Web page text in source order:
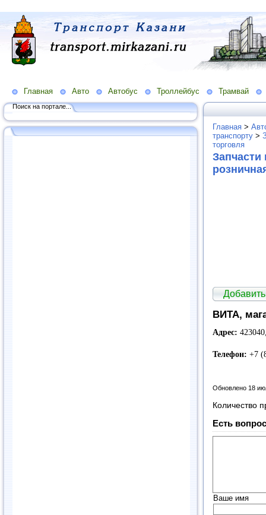
Главная Авто Автобус Троллейбус Трамвай
Поиск на портале...
Главная >
транспорту >
торговля
ВИТА,
Адрес:
Телефон: +7
Обновлено 18
Количество
Есть
Ваше имя